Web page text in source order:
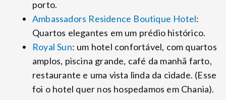
porto.
Ambassadors Residence Boutique Hotel:
Quartos elegantes em um prédio histórico.
Royal Sun: um hotel confortável, com quartos
amplos, piscina grande, café da manhã farto,
restaurante e uma vista linda da cidade. (Esse
foi o hotel quer nos hospedamos em Chania).